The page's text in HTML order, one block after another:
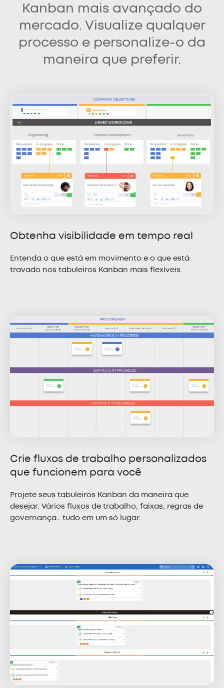
Kanban mais avançado do
mercado. Visualize qualquer
processo e personalize-o da
maneira que preferir.
Obtenha visibilidade em tempo real
Entenda o que está em movimento e o que está
travado nos tabuleiros Kanban mais flexíveis.
Crie fluxos de trabalho personalizados
que funcionem para você
Projete seus tabuleiros Kanban da maneira que
desejar. Vários fluxos de trabalho, faixas, regras de
governança… tudo em um só lugar.